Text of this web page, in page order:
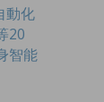
動化
20
智能